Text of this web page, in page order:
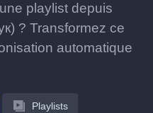
playlist depuis
? Transformez ce
automatique
Playlists